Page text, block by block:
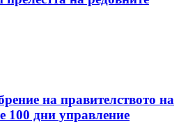
на правителството на
100 дни управление